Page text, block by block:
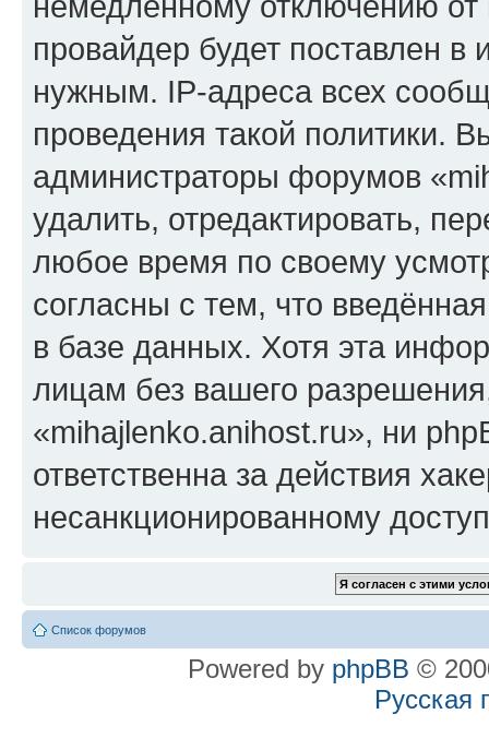
провайдер будет поставлен в
нужным. IP-адреса всех
проведения такой политики.
администраторы форумов
удалить, отредактировать,
любое время по своему
согласны с тем, что
в базе данных. Хотя эта
лицам без вашего
«mihajlenko.anihost.ru», ни
ответственна за действия
несанкционированному
Список форумов
Powered by phpBB ©
Русская